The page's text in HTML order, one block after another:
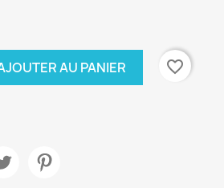
AU PANIER favorite_border